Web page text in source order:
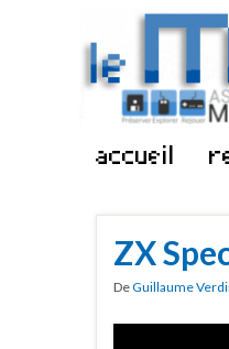
accueil
ZX
DeGuillaume